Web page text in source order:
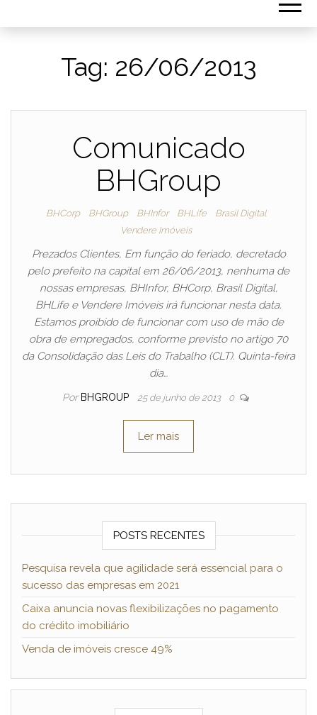
Tag: 26/06/2013
Comunicado
BHGroup
BHCorp BHGroup BHInfor BHLife
Brasil Digital
Vendere Imóveis
Prezados Clientes, Em função do feriado, decretado
pelo prefeito na capital em 26/06/2013, nenhuma de
nossas empresas, BHInfor, BHCorp, Brasil Digital,
BHLife e Vendere Imóveis irá funcionar nesta data.
Estamos proibido de funcionar com uso de mão de
obra de empregados, conforme previsto no artigo 70
da Consolidação das Leis do Trabalho (CLT). Quinta-feira
dia…
Por BHGROUP 25 de junho de 2013 0
Ler mais
POSTS RECENTES
Pesquisa revela que agilidade será essencial para o
sucesso das empresas em 2021
Caixa anuncia novas flexibilizações no pagamento
do crédito imobiliário
Venda de imóveis cresce 49%